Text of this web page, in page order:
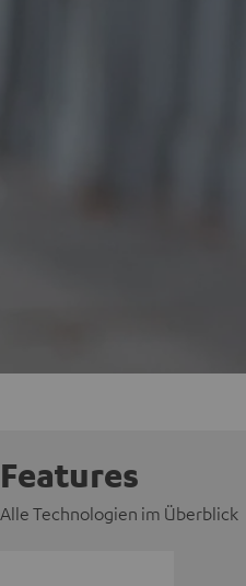
Features
Alle Technologien im Überblick